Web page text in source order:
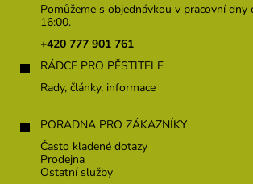
Pomůžeme s objednávkou v pracovní dny
16:00.
+420 777 901 761
RÁDCE PRO PĚSTITELE
Rady, články, informace
PORADNA PRO ZÁKAZNÍKY
Často kladené dotazy
Prodejna
Ostatní služby